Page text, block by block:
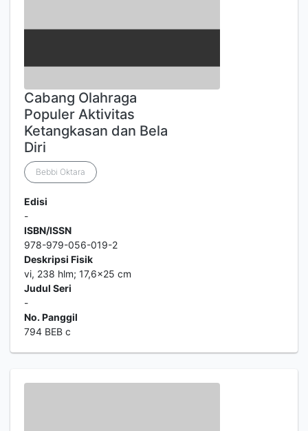
Cabang Olahraga
Populer Aktivitas
Ketangkasan dan Bela
Diri
Bebbi Oktara
Edisi
-
ISBN/ISSN
978-979-056-019-2
Deskripsi Fisik
vi, 238 hlm; 17,6x25 cm
Judul Seri
-
No. Panggil
794 BEB c